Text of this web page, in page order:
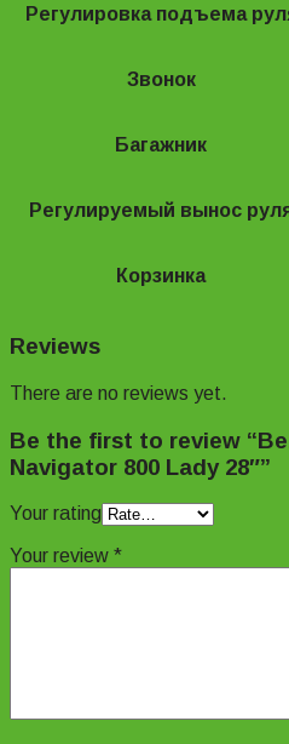
Регулировка подъема
Звонок
Багажник
Регулируемый вынос
Корзинка
Reviews
There are no reviews yet.
Be the first to review
Navigator 800 Lady 28″”
Your rating
Your review *